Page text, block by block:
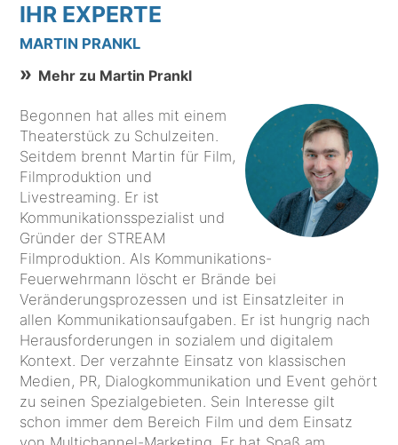
IHR EXPERTE
MARTIN PRANKL
Mehr zu Martin Prankl
Begonnen hat alles mit einem
Theaterstück zu Schulzeiten.
Seitdem brennt Martin für Film,
Filmproduktion und
Livestreaming. Er ist
Kommunikationsspezialist und
Gründer der STREAM
Filmproduktion. Als Kommunikations-
Feuerwehrmann löscht er Brände bei
Veränderungsprozessen und ist Einsatzleiter in
allen Kommunikationsaufgaben. Er ist hungrig nach
Herausforderungen in sozialem und digitalem
Kontext. Der verzahnte Einsatz von klassischen
Medien, PR, Dialogkommunikation und Event gehört
zu seinen Spezialgebieten. Sein Interesse gilt
schon immer dem Bereich Film und dem Einsatz